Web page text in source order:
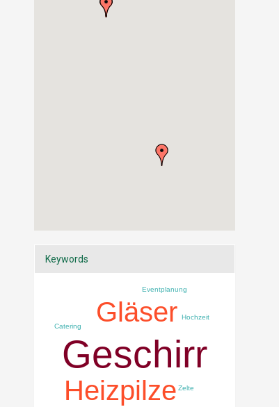
Keywords
Geschirr
Gläser
Heizpilze
Catering
Eventplanung
Zelte
Hochzeit